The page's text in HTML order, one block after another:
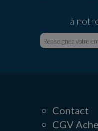
à
Contact
CGV